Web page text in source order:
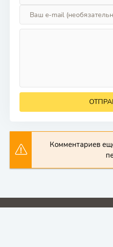
Комментариев